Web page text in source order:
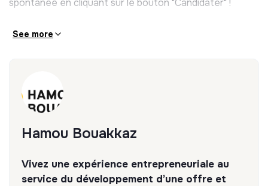
spontanée en cliquant sur le bouton "Candidater" !
See more
Hamou Bouakkaz
Vivez une expérience entrepreneuriale au
service du développement d’une offre et